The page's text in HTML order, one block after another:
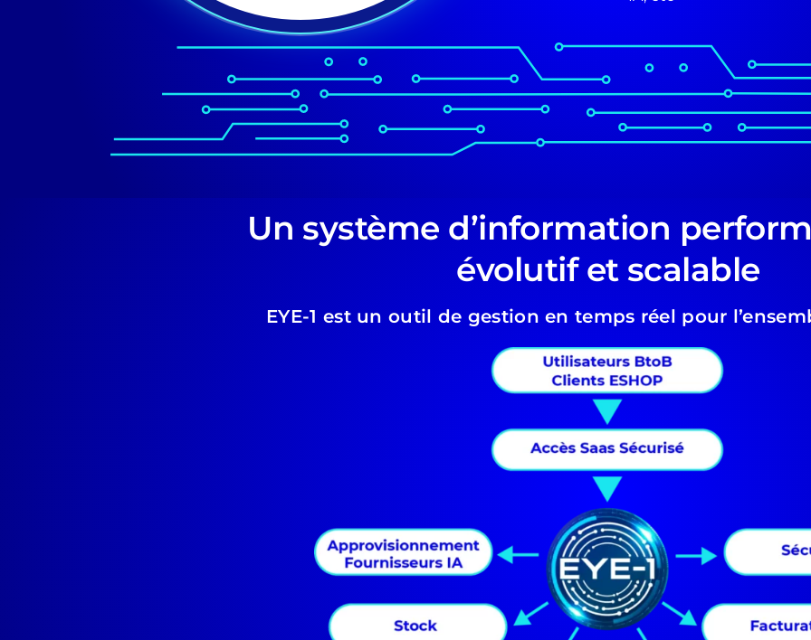
Un système d’information
évolutif et scalable
EYE-1 est un outil de gestion en temps réel pour